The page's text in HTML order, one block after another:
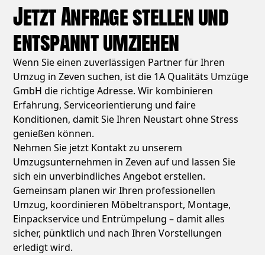
Jetzt Anfrage stellen und
entspannt umziehen
Wenn Sie einen zuverlässigen Partner für Ihren
Umzug in Zeven suchen, ist die 1A Qualitäts Umzüge
GmbH die richtige Adresse. Wir kombinieren
Erfahrung, Serviceorientierung und faire
Konditionen, damit Sie Ihren Neustart ohne Stress
genießen können.
Nehmen Sie jetzt Kontakt zu unserem
Umzugsunternehmen in Zeven auf und lassen Sie
sich ein unverbindliches Angebot erstellen.
Gemeinsam planen wir Ihren professionellen
Umzug, koordinieren Möbeltransport, Montage,
Einpackservice und Entrümpelung – damit alles
sicher, pünktlich und nach Ihren Vorstellungen
erledigt wird.